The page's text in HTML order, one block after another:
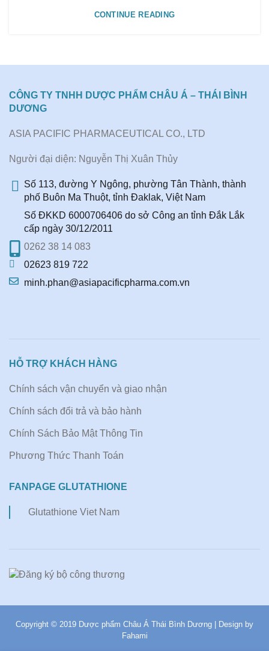
CONTINUE READING
CÔNG TY TNHH DƯỢC PHẨM CHÂU Á – THÁI BÌNH
DƯƠNG
ASIA PACIFIC PHARMACEUTICAL CO., LTD
Người đại diện: Nguyễn Thị Xuân Thủy
Số 113, đường Y Ngông, phường Tân Thành, thành
phố Buôn Ma Thuột, tỉnh Đaklak, Việt Nam
Số ĐKKD 6000706406 do sở Công an tỉnh Đắk Lắk
cấp ngày 30/12/2011
0262 38 14 083
02623 819 722
minh.phan@asiapacificpharma.com.vn
HỖ TRỢ KHÁCH HÀNG
Chính sách vận chuyển và giao nhận
Chính sách đổi trả và bảo hành
Chính Sách Bảo Mật Thông Tin
Phương Thức Thanh Toán
FANPAGE GLUTATHIONE
Glutathione Viet Nam
Copyright © 2019 Dược phẩm Châu Á Thái Bình Dương | Design by
Fahami